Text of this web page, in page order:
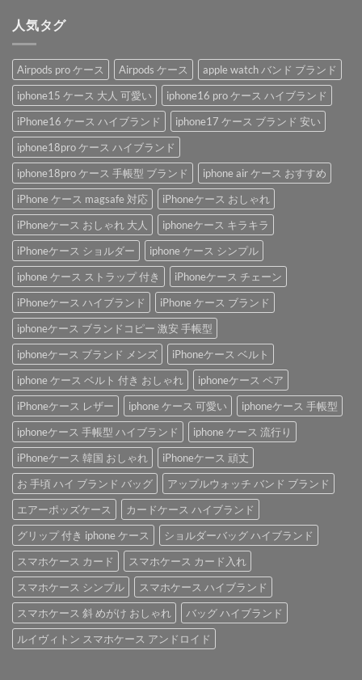
人気タグ
Airpods pro ケース Airpods ケース
apple watch バンド ブランド
iphone15 ケース 大人 可愛い
iphone16 pro ケース ハイブランド
iPhone16 ケース ハイブランド
iphone17 ケース ブランド 安い
iphone18pro ケース ハイブランド
iphone18pro ケース 手帳型 ブランド
iphone air ケース おすすめ
iPhone ケース magsafe 対応
iPhoneケース おしゃれ
iPhoneケース おしゃれ 大人
iphoneケース キラキラ
iPhoneケース ショルダー
iphone ケース シンプル
iphone ケース ストラップ 付き
iPhoneケース チェーン
iPhoneケース ハイブランド
iPhone ケース ブランド
iphoneケース ブランドコピー 激安 手帳型
iphoneケース ブランド メンズ
iPhoneケース ベルト
iphone ケース ベルト 付き おしゃれ
iphoneケース ペア
iPhoneケース レザー
iphone ケース 可愛い
iphoneケース 手帳型
iphoneケース 手帳型 ハイブランド
iphone ケース 流行り
iPhoneケース 韓国 おしゃれ
iPhoneケース 頑丈
お 手頃 ハイ ブランド バッグ
アップルウォッチ バンド ブランド
エアーポッズケース
カードケース ハイブランド
グリップ 付き iphone ケース
ショルダーバッグ ハイブランド
スマホケース カード
スマホケース カード入れ
スマホケース シンプル
スマホケース ハイブランド
スマホケース 斜 めがけ おしゃれ
バッグ ハイブランド
ルイヴィトン スマホケース アンドロイド